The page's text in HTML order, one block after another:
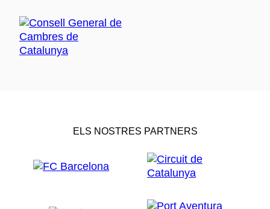
ELS NOSTRES PARTNERS